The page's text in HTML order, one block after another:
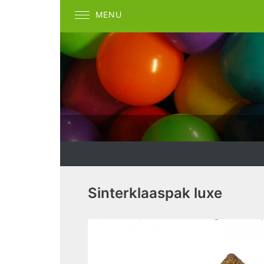
MENU
Sinterklaaspak luxe